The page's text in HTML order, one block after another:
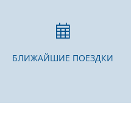
БЛИЖАЙШИЕ ПОЕЗДКИ